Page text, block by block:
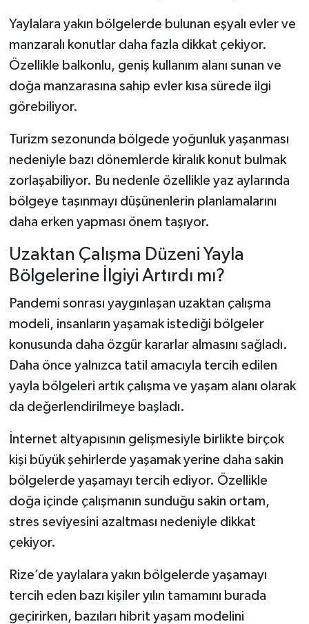
Yaylalara yakın bölgelerde bulunan eşyalı evler ve
manzaralı konutlar daha fazla dikkat çekiyor.
Özellikle balkonlu, geniş kullanım alanı sunan ve
doğa manzarasına sahip evler kısa sürede ilgi
görebiliyor.
Turizm sezonunda bölgede yoğunluk yaşanması
nedeniyle bazı dönemlerde kiralık konut bulmak
zorlaşabiliyor. Bu nedenle özellikle yaz aylarında
bölgeye taşınmayı düşünenlerin planlamalarını
daha erken yapması önem taşıyor.
Uzaktan Çalışma Düzeni Yayla
Bölgelerine İlgiyi Artırdı mı?
Pandemi sonrası yaygınlaşan uzaktan çalışma
modeli, insanların yaşamak istediği bölgeler
konusunda daha özgür kararlar almasını sağladı.
Daha önce yalnızca tatil amacıyla tercih edilen
yayla bölgeleri artık çalışma ve yaşam alanı olarak
da değerlendirilmeye başladı.
İnternet altyapısının gelişmesiyle birlikte birçok
kişi büyük şehirlerde yaşamak yerine daha sakin
bölgelerde yaşamayı tercih ediyor. Özellikle
doğa içinde çalışmanın sunduğu sakin ortam,
stres seviyesini azaltması nedeniyle dikkat
çekiyor.
Rize’de yaylalara yakın bölgelerde yaşamayı
tercih eden bazı kişiler yılın tamamını burada
geçirirken, bazıları hibrit yaşam modelini